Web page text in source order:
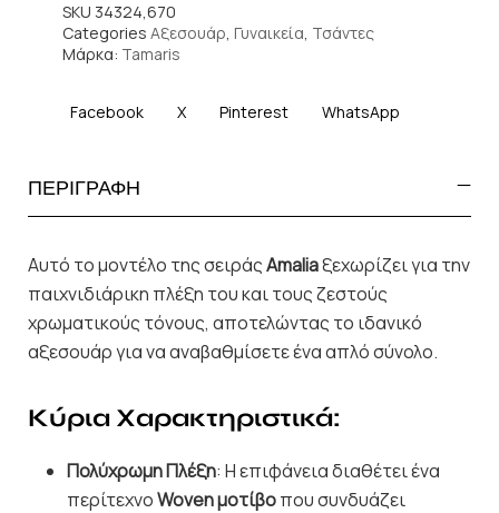
SKU 34324,670
Categories Αξεσουάρ, Γυναικεία, Τσάντες
Μάρκα: Tamaris
Facebook X Pinterest WhatsApp
ΠΕΡΙΓΡΑΦΗ
Αυτό το μοντέλο της σειράςAmaliaξεχωρίζει για την
παιχνιδιάρικη πλέξη του και τους ζεστούς
χρωματικούς τόνους, αποτελώντας το ιδανικό
αξεσουάρ για να αναβαθμίσετε ένα απλό σύνολο.
Κύρια Χαρακτηριστικά:
Πολύχρωμη Πλέξη: Η επιφάνεια διαθέτει ένα
περίτεχνοWoven μοτίβοπου συνδυάζει